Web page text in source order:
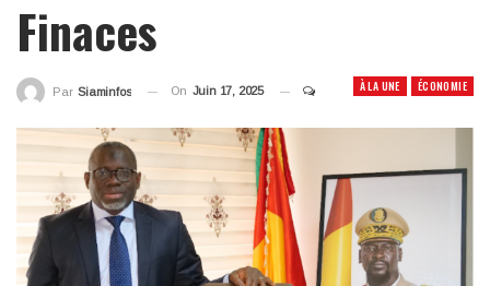
Finaces
À LA UNE ÉCONOMIE
Par Siaminfos On Juin 17, 2025